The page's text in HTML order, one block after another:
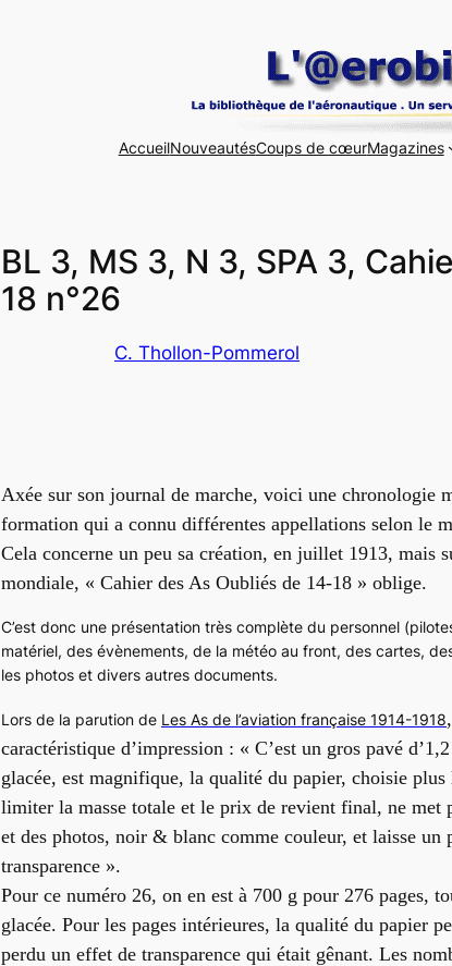
AccueilNouveautésCoups de cœurMagazines
BL 3, MS 3, N 3, SPA 3,
18 n°26
C. Thollon-Pommerol
Axée sur son journal de marche, voici une chronologie
formation qui a connu différentes appellations selon le
Cela concerne un peu sa création, en juillet 1913, mais
mondiale, « Cahier des As Oubliés de 14-18 » oblige.
C’est donc une présentation très complète du personnel
matériel, des évènements, de la météo au front, des cartes,
les photos et divers autres documents.
Lors de la parution de Les As de l’aviation française 1914-1918
caractéristique d’impression : « C’est un gros pavé
glacée, est magnifique, la qualité du papier, choisie
limiter la masse totale et le prix de revient final, ne met
et des photos, noir & blanc comme couleur, et laisse
transparence ».
Pour ce numéro 26, on en est à 700 g pour 276 pages,
glacée. Pour les pages intérieures, la qualité du papier
perdu un effet de transparence qui était gênant. Les